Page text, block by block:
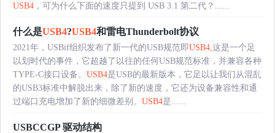
USB4 ，可为什么下面的速度只提到 USB 3.1 第二代？......
什么是USB4?USB4和雷电Thunderbolt协议
2021年，USBif组织发布了新一代的USB规范即USB4 ,这是一个足
以划时代的事件，它超越了以往的任何USB规范标准，并兼容各种
TYPE-C接口设备。 USB4是USB的最新版本，它足以让我们从混乱
的USB3标准中解脱出来，除了新的速度，它还为设备兼容性和通
过端口充电增加了新的细微差别。 USB4是......
USBCCGP 驱动结构